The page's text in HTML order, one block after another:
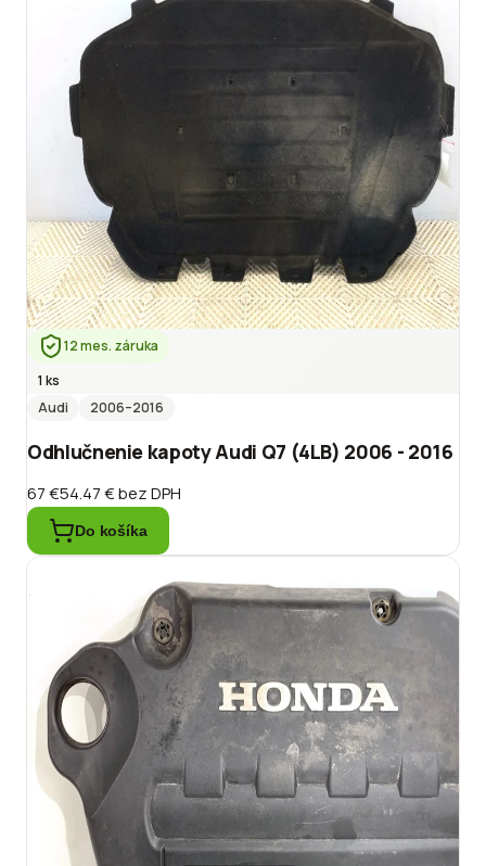
12 mes. záruka
1 ks
Audi
2006–2016
Odhlučnenie kapoty Audi Q7 (4LB) 2006 - 2016
67 €54.47 €bez DPH
Do košíka